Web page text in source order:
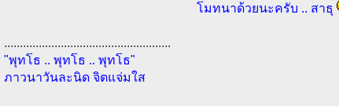
โมทนาด้วยนะครับ .. สาธุ
.....................................................
"พุทโธ .. พุทโธ .. พุทโธ"
ภาวนาวันละนิด จิตแจ่มใส